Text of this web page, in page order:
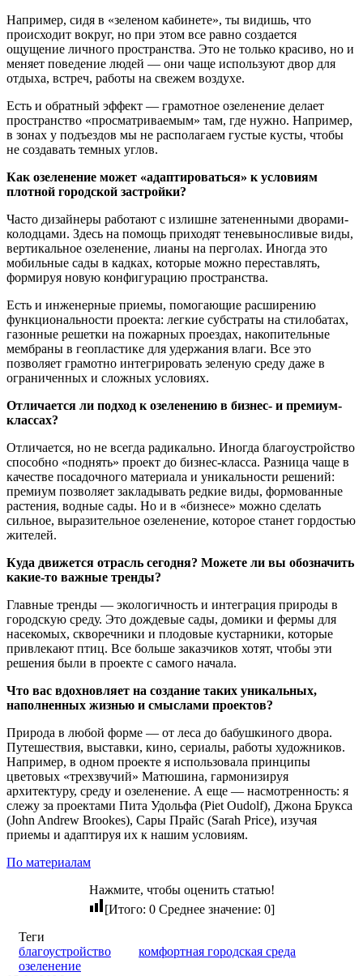
Например, сидя в «зеленом кабинете», ты видишь, что
происходит вокруг, но при этом все равно создается
ощущение личного пространства. Это не только красиво, но и
меняет поведение людей — они чаще используют двор для
отдыха, встреч, работы на свежем воздухе.
Есть и обратный эффект — грамотное озеленение делает
пространство «просматриваемым» там, где нужно. Например,
в зонах у подъездов мы не располагаем густые кусты, чтобы
не создавать темных углов.
Как озеленение может «адаптироваться» к условиям
плотной городской застройки?
Часто дизайнеры работают с излишне затененными дворами-
колодцами. Здесь на помощь приходят теневыносливые виды,
вертикальное озеленение, лианы на перголах. Иногда это
мобильные сады в кадках, которые можно переставлять,
формируя новую конфигурацию пространства.
Есть и инженерные приемы, помогающие расширению
функциональности проекта: легкие субстраты на стилобатах,
газонные решетки на пожарных проездах, накопительные
мембраны в геопластике для удержания влаги. Все это
позволяет грамотно интегрировать зеленую среду даже в
ограниченных и сложных условиях.
Отличается ли подход к озеленению в бизнес- и премиум-
классах?
Отличается, но не всегда радикально. Иногда благоустройство
способно «поднять» проект до бизнес-класса. Разница чаще в
качестве посадочного материала и уникальности решений:
премиум позволяет закладывать редкие виды, формованные
растения, водные сады. Но и в «бизнесе» можно сделать
сильное, выразительное озеленение, которое станет гордостью
жителей.
Куда движется отрасль сегодня? Можете ли вы обозначить
какие-то важные тренды?
Главные тренды — экологичность и интеграция природы в
городскую среду. Это дождевые сады, домики и фермы для
насекомых, скворечники и плодовые кустарники, которые
привлекают птиц. Все больше заказчиков хотят, чтобы эти
решения были в проекте с самого начала.
Что вас вдохновляет на создание таких уникальных,
наполненных жизнью и смыслами проектов?
Природа в любой форме — от леса до бабушкиного двора.
Путешествия, выставки, кино, сериалы, работы художников.
Например, в одном проекте я использовала принципы
цветовых «трехзвучий» Матюшина, гармонизируя
архитектуру, среду и озеленение. А еще — насмотренность: я
слежу за проектами Пита Удольфа (Piet Oudolf), Джона Брукса
(John Andrew Brookes), Сары Прайс (Sarah Price), изучая
приемы и адаптируя их к нашим условиям.
По материалам
Нажмите, чтобы оценить статью!
[Итого: 0 Среднее значение: 0]
Теги
благоустройство
комфортная городская среда
озеленение